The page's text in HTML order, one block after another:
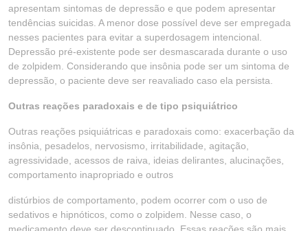
apresentam sintomas de depressão e que podem apresentar
tendências suicidas. A menor dose possível deve ser empregada
nesses pacientes para evitar a superdosagem intencional.
Depressão pré-existente pode ser desmascarada durante o uso
de zolpidem. Considerando que insônia pode ser um sintoma de
depressão, o paciente deve ser reavaliado caso ela persista.
Outras reações paradoxais e de tipo psiquiátrico
Outras reações psiquiátricas e paradoxais como: exacerbação da
insônia, pesadelos, nervosismo, irritabilidade, agitação,
agressividade, acessos de raiva, ideias delirantes, alucinações,
comportamento inapropriado e outros
distúrbios de comportamento, podem ocorrer com o uso de
sedativos e hipnóticos, como o zolpidem. Nesse caso, o